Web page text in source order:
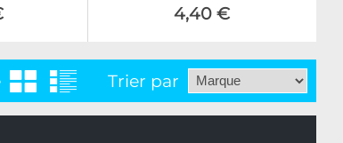
4,40 €
Trier par